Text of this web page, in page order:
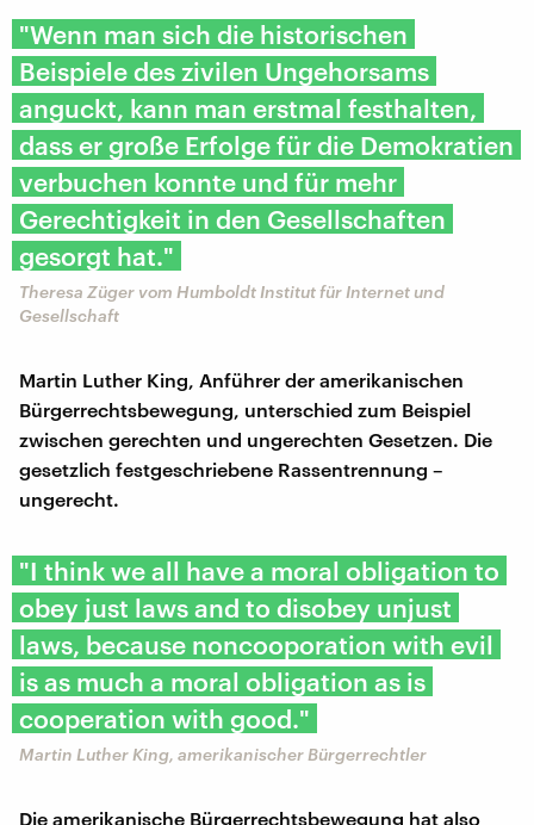
"Wenn man sich die historischen
Beispiele des zivilen Ungehorsams
anguckt, kann man erstmal festhalten,
dass er große Erfolge für die Demokratien
verbuchen konnte und für mehr
Gerechtigkeit in den Gesellschaften
gesorgt hat."
Theresa Züger vom Humboldt Institut für Internet und
Gesellschaft
Martin Luther King, Anführer der amerikanischen
Bürgerrechtsbewegung, unterschied zum Beispiel
zwischen gerechten und ungerechten Gesetzen. Die
gesetzlich festgeschriebene Rassentrennung –
ungerecht.
"I think we all have a moral obligation to
obey just laws and to disobey unjust
laws, because noncooporation with evil
is as much a moral obligation as is
cooperation with good."
Martin Luther King, amerikanischer Bürgerrechtler
Die amerikanische Bürgerrechtsbewegung hat also